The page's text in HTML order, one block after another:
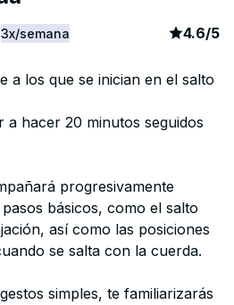
3x/semana article
4.6/5
a los que se inician en el salto
a hacer 20 minutos seguidos
progresivamente
básicos, como el salto
así como las posiciones
se salta con la cuerda.
simples, te familiarizarás